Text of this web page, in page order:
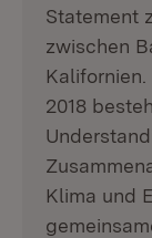
Statement
zwischen
2018
Klima und